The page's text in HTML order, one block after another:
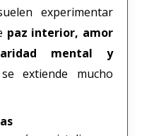
experimentar
paz interior, amor
mental y
extiende mucho